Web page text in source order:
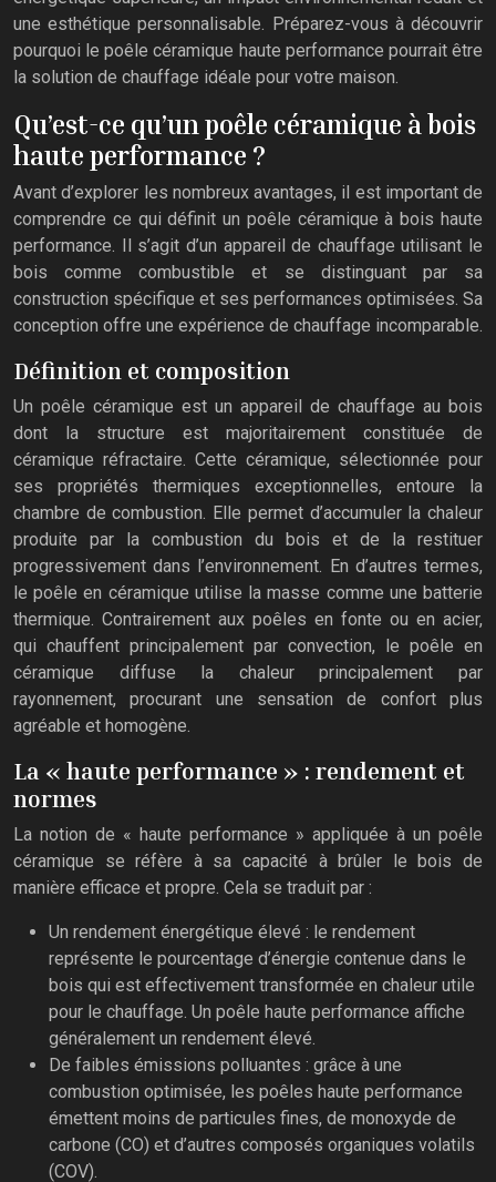
une esthétique personnalisable. Préparez-vous à découvrir
pourquoi le poêle céramique haute performance pourrait être
la solution de chauffage idéale pour votre maison.
Qu’est-ce qu’un poêle céramique à bois
haute performance ?
Avant d’explorer les nombreux avantages, il est important de
comprendre ce qui définit un poêle céramique à bois haute
performance. Il s’agit d’un appareil de chauffage utilisant le
bois comme combustible et se distinguant par sa
construction spécifique et ses performances optimisées. Sa
conception offre une expérience de chauffage incomparable.
Définition et composition
Un poêle céramique est un appareil de chauffage au bois
dont la structure est majoritairement constituée de
céramique réfractaire. Cette céramique, sélectionnée pour
ses propriétés thermiques exceptionnelles, entoure la
chambre de combustion. Elle permet d’accumuler la chaleur
produite par la combustion du bois et de la restituer
progressivement dans l’environnement. En d’autres termes,
le poêle en céramique utilise la masse comme une batterie
thermique. Contrairement aux poêles en fonte ou en acier,
qui chauffent principalement par convection, le poêle en
céramique diffuse la chaleur principalement par
rayonnement, procurant une sensation de confort plus
agréable et homogène.
La « haute performance » : rendement et
normes
La notion de « haute performance » appliquée à un poêle
céramique se réfère à sa capacité à brûler le bois de
manière efficace et propre. Cela se traduit par :
Un rendement énergétique élevé : le rendement
représente le pourcentage d’énergie contenue dans le
bois qui est effectivement transformée en chaleur utile
pour le chauffage. Un poêle haute performance affiche
généralement un rendement élevé.
De faibles émissions polluantes : grâce à une
combustion optimisée, les poêles haute performance
émettent moins de particules fines, de monoxyde de
carbone (CO) et d’autres composés organiques volatils
(COV).